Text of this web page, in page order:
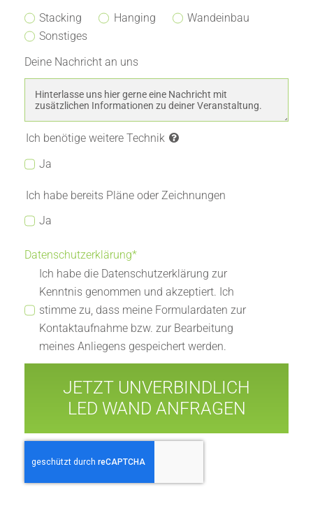
Stacking
Hanging
Wandeinbau
Sonstiges
Deine Nachricht an uns
Ich benötige weitere Technik
Ja
Ich habe bereits Pläne oder Zeichnungen
Ja
Datenschutzerklärung*
Ich habe die Datenschutzerklärung zur
Kenntnis genommen und akzeptiert. Ich
stimme zu, dass meine Formulardaten zur
Kontaktaufnahme bzw. zur Bearbeitung
meines Anliegens gespeichert werden.
JETZT UNVERBINDLICH
LED WAND ANFRAGEN